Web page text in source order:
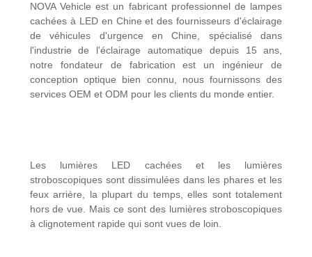
NOVA Vehicle est un fabricant professionnel de lampes
cachées à LED en Chine et des fournisseurs d'éclairage
de véhicules d'urgence en Chine, spécialisé dans
l'industrie de l'éclairage automatique depuis 15 ans,
notre fondateur de fabrication est un ingénieur de
conception optique bien connu, nous fournissons des
services OEM et ODM pour les clients du monde entier.
Les lumières LED cachées et les lumières
stroboscopiques sont dissimulées dans les phares et les
feux arrière, la plupart du temps, elles sont totalement
hors de vue. Mais ce sont des lumières stroboscopiques
à clignotement rapide qui sont vues de loin.